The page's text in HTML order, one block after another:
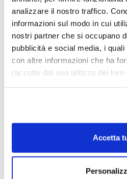
analizzare il nostro traffico.
informazioni sul modo in cui
nostri partner che si occupano
pubblicità e social media, i
con altre informazioni che ha
raccolto dal suo utilizzo dei loro
Accetta
luna
passa i massimi